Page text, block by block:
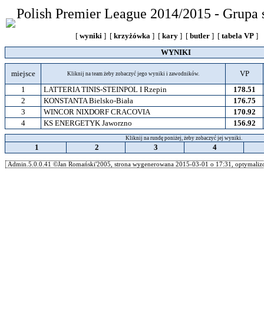
Polish Premier League 2014/2015 - Grupa
[wyniki ] [krzyżówka ] [kary ] [butler ] [tabela VP ]
WYNIKI
miejsce Kliknij na team żeby zobaczyć jego wyniki i zawodników.
VP
1
LATTERIA TINIS-STEINPOL I Rzepin
178.51
2
KONSTANTA Bielsko-Biała
176.75
3
WINCOR NIXDORF CRACOVIA
170.92
4
KS ENERGETYK Jaworzno 156.92
Kliknij na rundę poniżej, żeby zobaczyć jej wyniki.
1 2 3 4
Admin.5.0.0.41 ©Jan Romański'2005, strona wygenerowana 2015-03-01 o 17:31,